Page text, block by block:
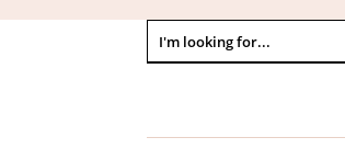
Suchen
nach: